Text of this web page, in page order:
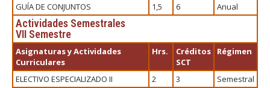
GUÍA DE CONJUNTOS
1,5 6 Anual
Actividades Semestrales
VII Semestre
Asignaturas y Actividades
Curriculares
Hrs.
Créditos
SCT
Régimen
ELECTIVO ESPECIALIZADO II 2 3 Semestral